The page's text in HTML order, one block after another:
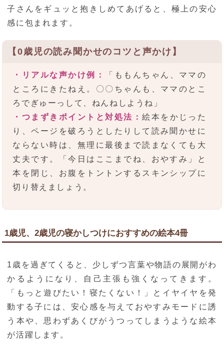
子さんをギュッと抱きしめてあげると、極上の安心
感に包まれます。
【0歳児の読み聞かせのコツと声かけ】
・リアルな声かけ例：
「ももんちゃん、ママの
ところにきたねえ。〇〇ちゃんも、ママのとこ
ろでぎゅーっして、ねんねしようね」
・つまずきポイントと対処法：絵本をかじった
り、ページを破ろうとしたりして読み聞かせに
ならない時は、無理に最後まで読まなくても大
丈夫です。「今日はここまでね、おやすみ」と
本を閉じ、お腹をトントンするスキンシップに
切り替えましょう。
1歳児、2歳児の寝かしつけにおすすめの絵本4冊
1歳を過ぎてくると、少しずつ言葉や物語の展開がわ
かるようになり、自己主張も強くなってきます。
「もっと遊びたい！寝たくない！」とイヤイヤを発
動する子には、安心感を与えておやすみモードに誘
う本や、思わずあくびがうつってしまうような絵本
が活躍します。